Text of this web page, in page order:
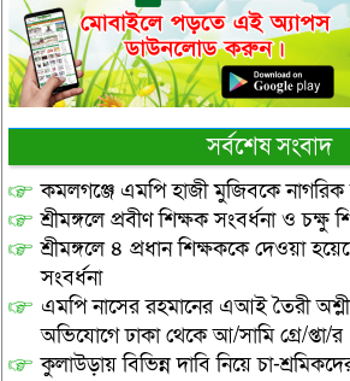
সর্বশেষ সংবাদ
কমলগঞ্জে এমপি হাজী মুজিবকে নাগরিক
শ্রীমঙ্গলে প্রবীণ শিক্ষক সংবর্ধনা ও চক্ষু
শ্রীমঙ্গলে ৪ প্রধান শিক্ষককে দেওয়া
সংবর্ধনা
এমপি নাসের রহমানের এআই তৈরী
অভিযোগে ঢাকা থেকে আ/সামি গ্রে/প্তা/র
কুলাউড়ায় বিভিন্ন দাবি নিয়ে চা-